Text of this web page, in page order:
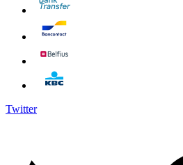
Twitter